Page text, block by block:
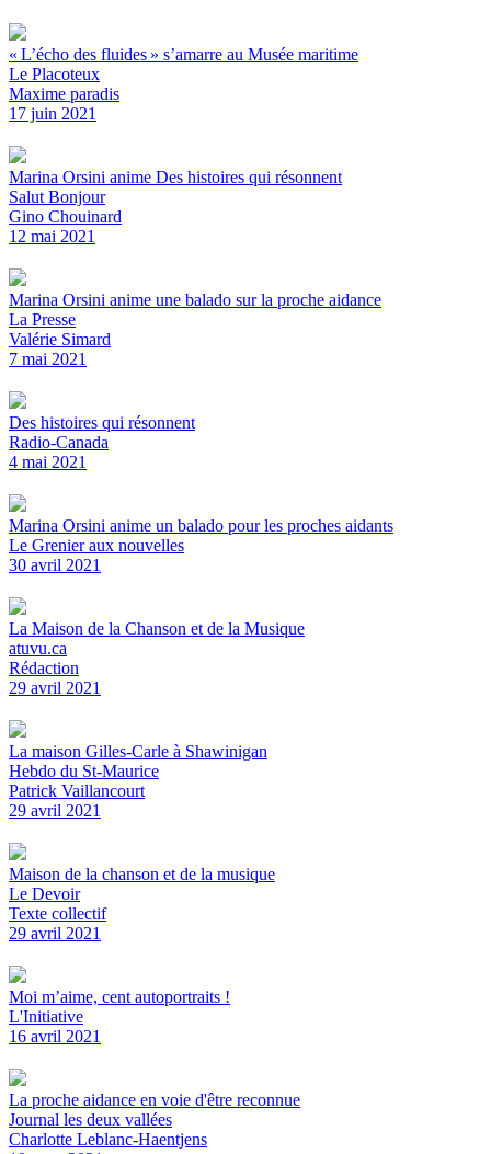
« L’écho des fluides » s’amarre au Musée maritime
Le Placoteux
Maxime paradis
17 juin 2021
Marina Orsini anime Des histoires qui résonnent
Salut Bonjour
Gino Chouinard
12 mai 2021
Marina Orsini anime une balado sur la proche aidance
La Presse
Valérie Simard
7 mai 2021
Des histoires qui résonnent
Radio-Canada
4 mai 2021
Marina Orsini anime un balado pour les proches aidants
Le Grenier aux nouvelles
30 avril 2021
La Maison de la Chanson et de la Musique
atuvu.ca
Rédaction
29 avril 2021
La maison Gilles-Carle à Shawinigan
Hebdo du St-Maurice
Patrick Vaillancourt
29 avril 2021
Maison de la chanson et de la musique
Le Devoir
Texte collectif
29 avril 2021
Moi m’aime, cent autoportraits !
L'Initiative
16 avril 2021
La proche aidance en voie d'être reconnue
Journal les deux vallées
Charlotte Leblanc-Haentjens